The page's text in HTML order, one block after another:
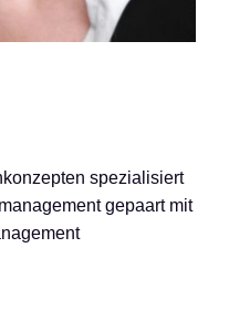
spezialisiert
gepaart mit